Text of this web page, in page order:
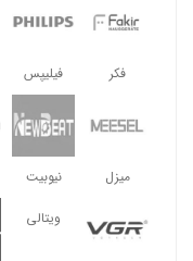
فکر فیلیپس
میزل نیوبیت
ویتالی